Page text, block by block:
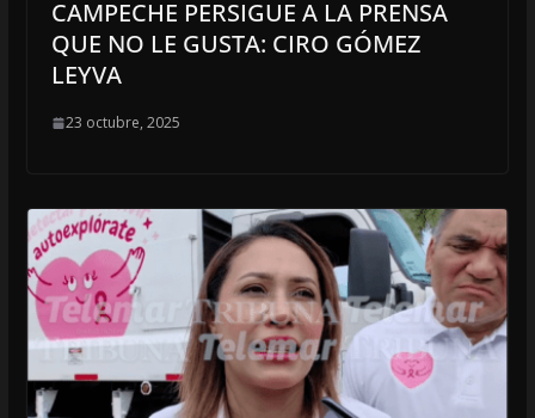
CAMPECHE PERSIGUE A LA PRENSA
QUE NO LE GUSTA: CIRO GÓMEZ
LEYVA
23 octubre, 2025